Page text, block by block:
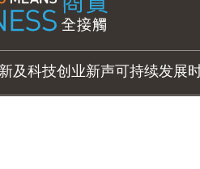
及科技创业新声可持续发展